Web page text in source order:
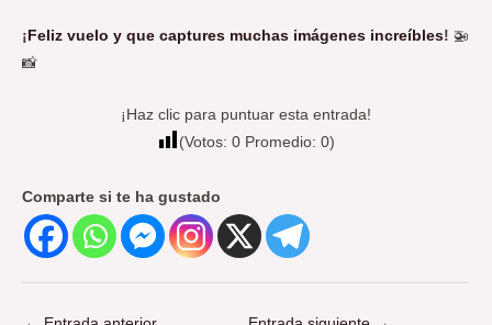
¡ Feliz vuelo y que captures muchas imágenes increíbles! 🚁
📸
¡Haz clic para puntuar esta entrada!
(Votos: 0 Promedio: 0)
Comparte si te ha gustado